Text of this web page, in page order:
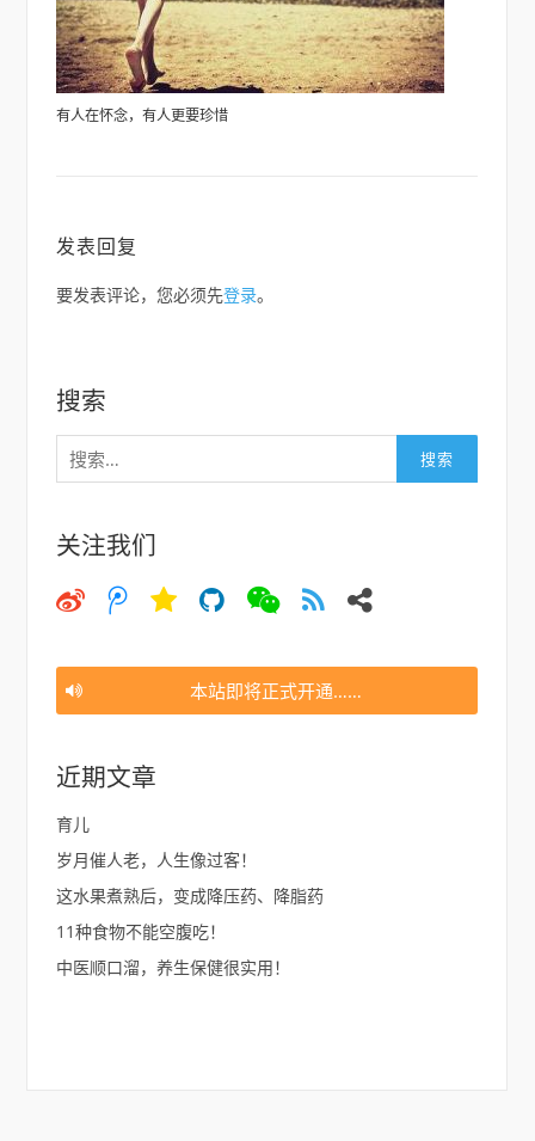
有人在怀念，有人更要珍惜
发表回复
要发表评论，您必须先登录。
搜索
搜
索：
关注我们
微
微
空
猫
微
大
邮
本站即将正式开通……
近期文章
育儿
岁月催人老，人生像过客！
这水果煮熟后，变成降压药、降脂药
11种食物不能空腹吃！
中医顺口溜，养生保健很实用！